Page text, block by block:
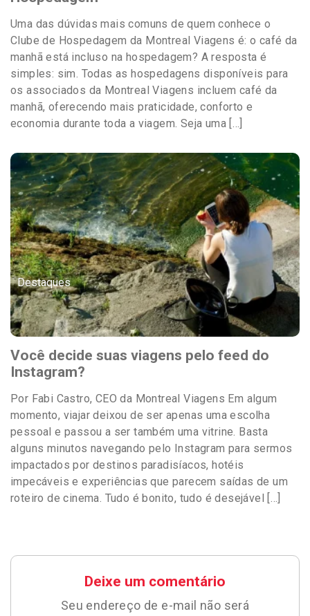
Uma das dúvidas mais comuns de quem conhece o
Clube de Hospedagem da Montreal Viagens é: o café da
manhã está incluso na hospedagem? A resposta é
simples: sim. Todas as hospedagens disponíveis para
os associados da Montreal Viagens incluem café da
manhã, oferecendo mais praticidade, conforto e
economia durante toda a viagem. Seja uma […]
Destaques
Você decide suas viagens pelo feed do
Instagram?
Por Fabi Castro, CEO da Montreal Viagens Em algum
momento, viajar deixou de ser apenas uma escolha
pessoal e passou a ser também uma vitrine. Basta
alguns minutos navegando pelo Instagram para sermos
impactados por destinos paradisíacos, hotéis
impecáveis e experiências que parecem saídas de um
roteiro de cinema. Tudo é bonito, tudo é desejável […]
Deixe um comentário
Seu endereço de e-mail não será